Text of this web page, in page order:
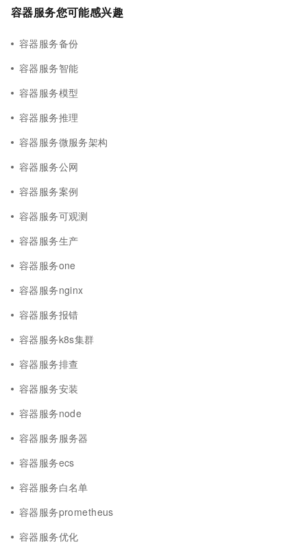
容器服务您可能感兴趣
容器服务备份
容器服务智能
容器服务模型
容器服务推理
容器服务微服务架构
容器服务公网
容器服务案例
容器服务可观测
容器服务生产
容器服务one
容器服务nginx
容器服务报错
容器服务k8s集群
容器服务排查
容器服务安装
容器服务node
容器服务服务器
容器服务ecs
容器服务白名单
容器服务prometheus
容器服务优化